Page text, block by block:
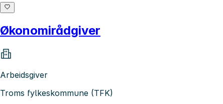
Økonomirådgiver
Arbeidsgiver
Troms fylkeskommune (TFK)